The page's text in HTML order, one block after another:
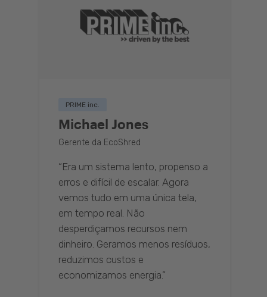
PRIME inc.
Michael Jones
Gerente da EcoShred
“Era um sistema lento, propenso a
erros e difícil de escalar. Agora
vemos tudo em uma única tela,
em tempo real. Não
desperdiçamos recursos nem
dinheiro. Geramos menos resíduos,
reduzimos custos e
economizamos energia.”